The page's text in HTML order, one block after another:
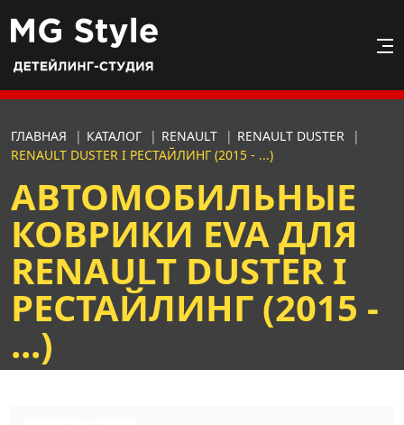
ГЛАВНАЯ | КАТАЛОГ | RENAULT | RENAULT DUSTER
|
RENAULT DUSTER I РЕСТАЙЛИНГ (2015 - ...)
АВТОМОБИЛЬНЫЕ
КОВРИКИ EVA ДЛЯ
RENAULT DUSTER I
РЕСТАЙЛИНГ (2015 -
...)